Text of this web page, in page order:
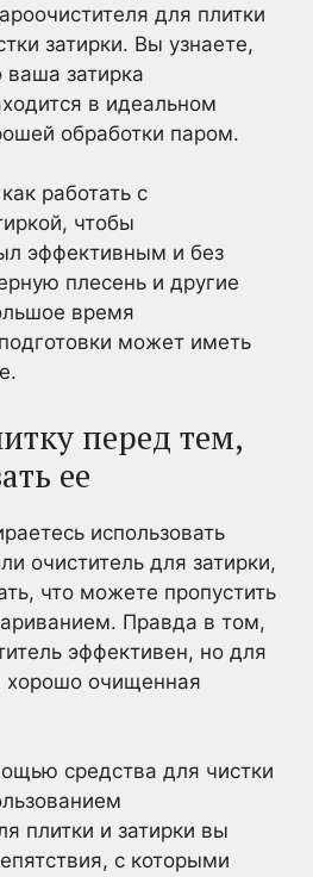
для плитки
затирки. Вы узнаете,
ваша затирка
в идеальном
обработки паром.
работать с
чтобы
эффективным и без
плесень и другие
время
может иметь
перед тем,
ее
использовать
очиститель для затирки,
что можете пропустить
Правда в том,
эффективен, но для
очищенная
средства для чистки
плитки и затирки вы
с которыми